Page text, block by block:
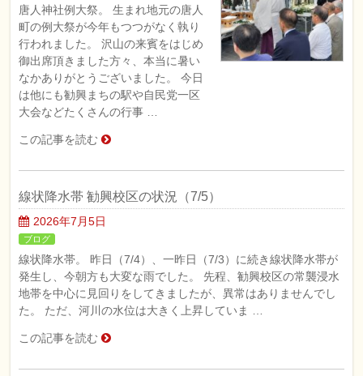
唐人神社例大祭。 生まれ地元の唐人
町の例大祭が今年もつつがなく執り
行われました。 沢山の来賓をはじめ
御出席頂きました方々、本当に暑い
なかありがとうございました。 今日
は他にも勧興まちの駅や自民党一区
大会などたくさんの行事 …
この記事を読む
線状降水帯 勧興校区の状況（7/5）
2026年7月5日
ブログ
線状降水帯。 昨日（7/4）、一昨日（7/3）に続き線状降水帯が
発生し、今朝方も大変な雨でした。 先程、勧興校区の常襲浸水
地帯を中心に見回りをしてきましたが、異常はありませんでし
た。 ただ、河川の水位は大きく上昇していま …
この記事を読む